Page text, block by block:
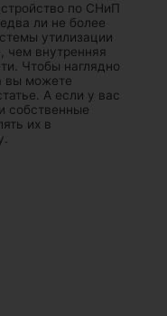
по СНиП
ли не более
утилизации
чем внутренняя
Чтобы наглядно
вы можете
А если у вас
собственные
их в